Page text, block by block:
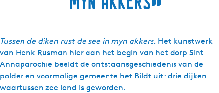
”
Tussen de diken rust de see in myn akkers. Het kunstwerk
van Henk Rusman hier aan het begin van het dorp Sint
Annaparochie beeldt de ontstaansgeschiedenis van de
polder en voormalige gemeente het Bildt uit: drie dijken
waartussen zee land is geworden.